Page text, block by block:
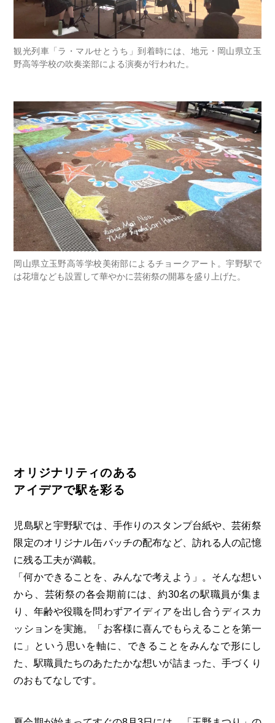
観光列車「ラ・マルせとうち」到着時には、地元・岡山県立玉
野高等学校の吹奏楽部による演奏が行われた。
岡山県立玉野高等学校美術部によるチョークアート。宇野駅で
は花壇なども設置して華やかに芸術祭の開幕を盛り上げた。
オリジナリティのある
アイデアで駅を彩る
児島駅と宇野駅では、手作りのスタンプ台紙や、芸術祭
限定のオリジナル缶バッチの配布など、訪れる人の記憶
に残る工夫が満載。
「何かできることを、みんなで考えよう」。そんな想い
から、芸術祭の各会期前には、約30名の駅職員が集ま
り、年齢や役職を問わずアイディアを出し合うディスカ
ッションを実施。「お客様に喜んでもらえることを第一
に」という思いを軸に、できることをみんなで形にし
た、駅職員たちのあたたかな想いが詰まった、手づくり
のおもてなしです。